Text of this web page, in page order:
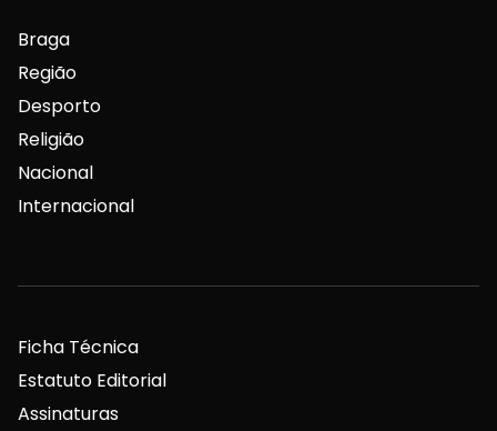
Braga
Região
Desporto
Religião
Nacional
Internacional
Ficha Técnica
Estatuto Editorial
Assinaturas